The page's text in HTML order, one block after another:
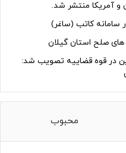
و آمریکا منتشر شد.
سامانه کاتب (ساغر)
صلح استان گیلان
در قوه قضاییه تصویب شد:
محبوب